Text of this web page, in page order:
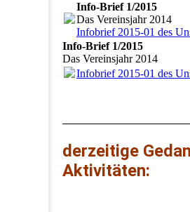
Info-Brief 1/2015
Das Vereinsjahr 2014
Infobrief 2015-01 des
Info-Brief 1/2015
Das Vereinsjahr 2014
Infobrief 2015-01 des
derzeitige
Aktivitäten: